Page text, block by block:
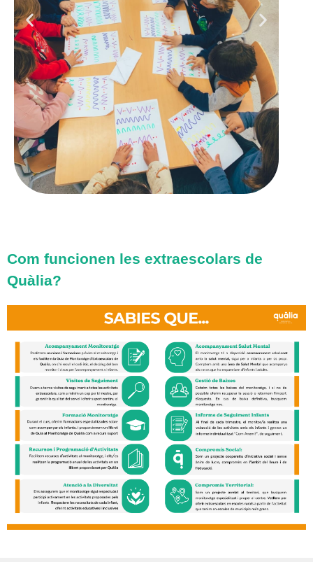
Com funcionen les extraescolars de
Quàlia?